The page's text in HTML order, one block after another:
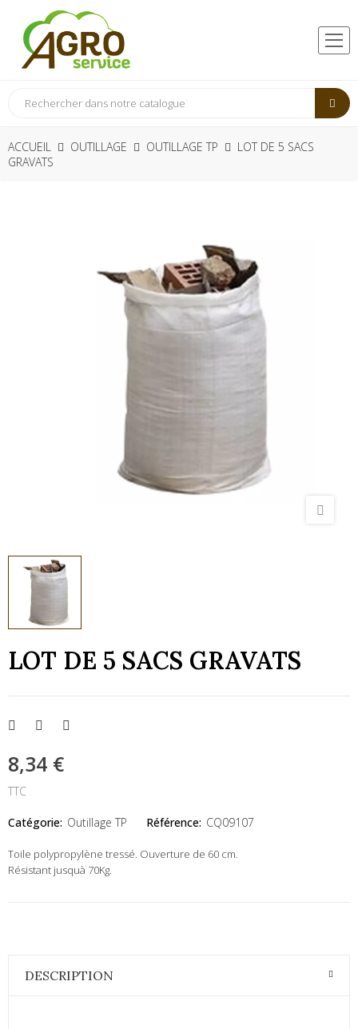
ACCUEIL OUTILLAGE OUTILLAGE TP
LOT DE 5 SACS
GRAVATS
LOT DE 5 SACS GRAVATS
8,34 €
TTC
Catégorie: Outillage TP Référence: CQ09107
Toile polypropylène tressé. Ouverture de 60 cm.
Résistant jusquà 70Kg.
DESCRIPTION